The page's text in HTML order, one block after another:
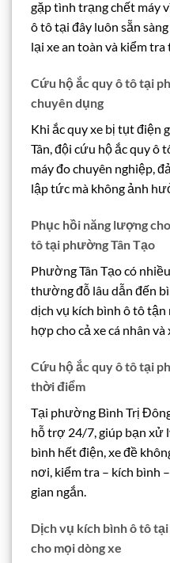
gặp tình trạng chết máy
ô tô tại đây luôn sẵn
lại xe an toàn và kiểm
Cứu hộ ắc quy ô tô tại
chuyên dụng
Khi ắc quy xe bị tụt điện
Tân, đội cứu hộ ắc quy ô
máy đo chuyên nghiệp,
lập tức mà không ảnh
Phục hồi năng lượng
tô tại phường Tân Tạo
Phường Tân Tạo có
thường đỗ lâu dẫn đến
dịch vụ kích bình ô tô
hợp cho cả xe cá nhân và
Cứu hộ ắc quy ô tô tại
thời điểm
Tại phường Bình Trị
hỗ trợ 24/7, giúp bạn xử
bình hết điện, xe đề
nơi, kiểm tra – kích bình
gian ngắn.
Dịch vụ kích bình ô tô
cho mọi dòng xe